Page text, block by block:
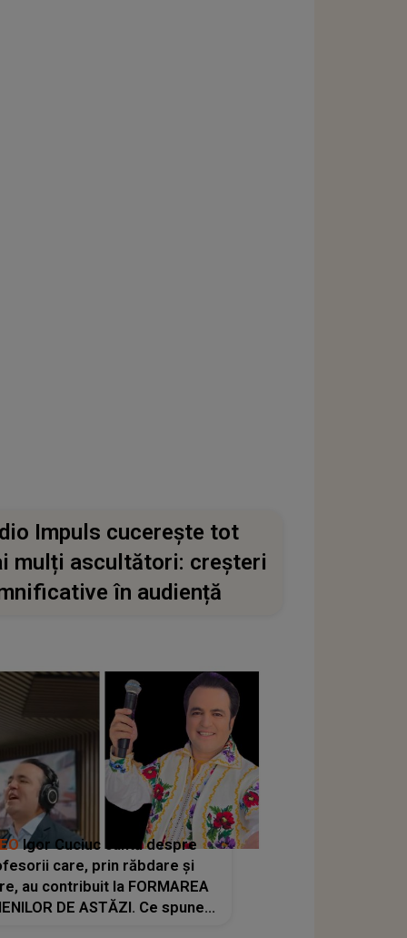
Impuls cucerește tot
mulți ascultători: creșteri
în audiență
Igor Cuciuc cântă despre
care, prin răbdare și
au contribuit la FORMAREA
DE ASTĂZI. Ce spune